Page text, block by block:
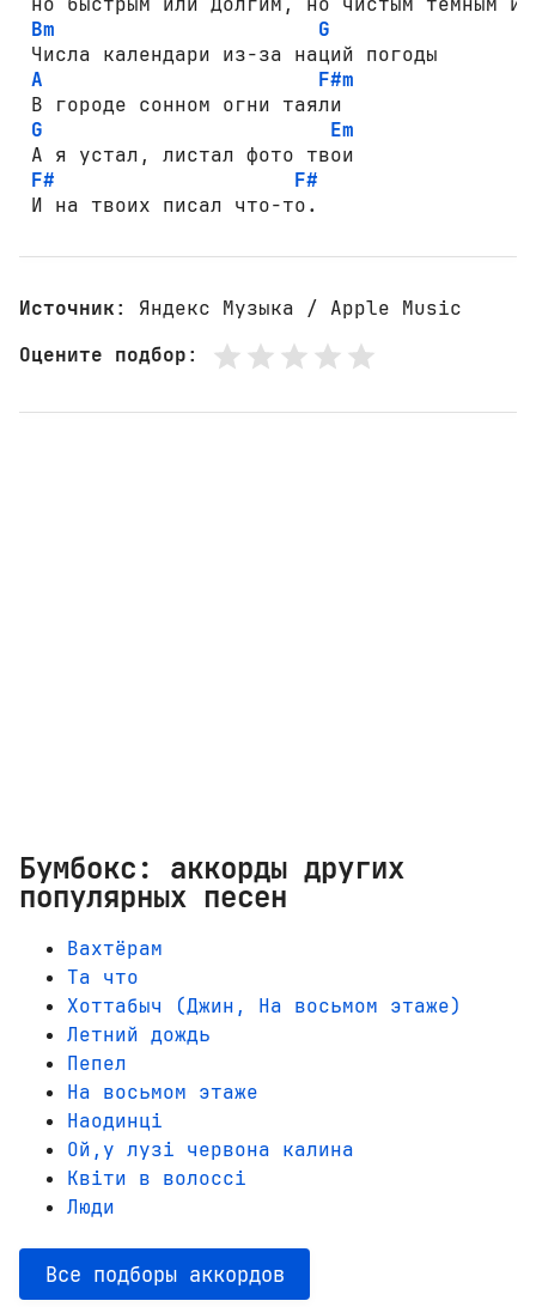
Bm
G
Числа календари из-за наций погоды
A
F#m
В городе сонном огни таяли
G
Em
А я устал, листал фото твои
F#
F#
И на твоих писал что-то.
Источник: Яндекс Музыка / Apple Music
Оцените подбор:
Бумбокс: аккорды других
популярных песен
Вахтёрам
Та что
Хоттабыч (Джин, На восьмом этаже)
Летний дождь
Пепел
На восьмом этаже
Наодинці
Ой,у лузі червона калина
Квіти в волоссі
Люди
Все подборы аккордов